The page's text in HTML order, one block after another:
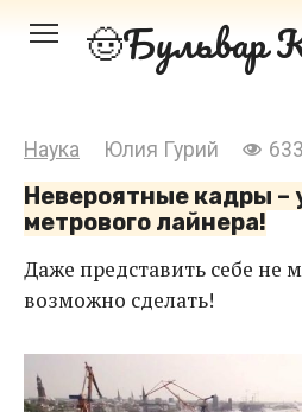
Перейти Бульвар
Наука Юлия Гурий 633
Невероятные кадры –
метрового лайнера!
Даже представить себе не
возможно сделать!